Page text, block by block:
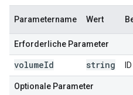
Parametername Wert
Erforderliche Parameter
volumeId string
Optionale Parameter